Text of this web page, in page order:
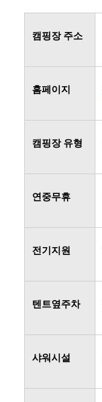
캠핑장 주소
홈페이지
캠핑장 유형
연중무휴
전기지원
텐트옆주차
샤워시설